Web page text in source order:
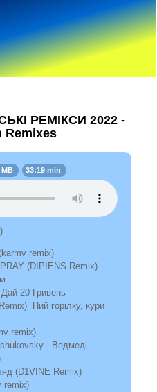
РЕМІКСИ 2022 -
Remixes
MB 33:19 min
remix)
(DIPIENS Remix)
20 Гривень
Пий горілку, кури
remix)
- Ведмеді -
(D1VINE Remix)
remix)